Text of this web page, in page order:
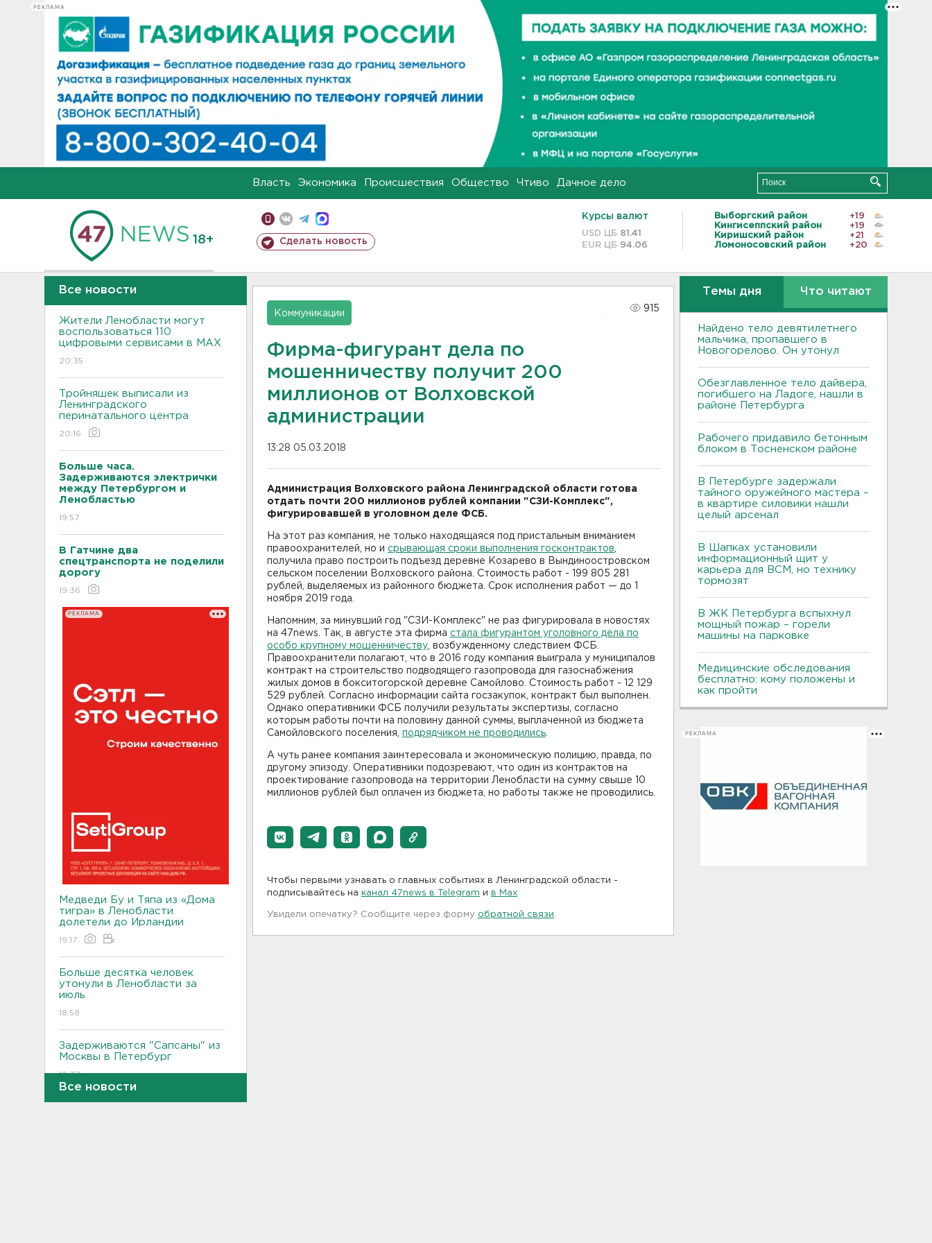
РЕКЛАМА
Власть Экономика Происшествия Общество Чтиво Дачное дело
18+ Сделать новость
Курсы валют
USD ЦБ 81.41
EUR ЦБ 94.06
Выборгский район
+19
Кингисеппский район
+19
Киришский район
+21
Ломоносовский район
+20
Все новости
Жители Ленобласти могут
воспользоваться 110
цифровыми сервисами в МАХ
20:35
Тройняшек выписали из
Ленинградского
перинатального центра
20:16
Больше часа.
Задерживаются электрички
между Петербургом и
Ленобластью
19:57
В Гатчине два
спецтранспорта не поделили
дорогу
19:36
РЕКЛАМА
Медведи Бу и Тяпа из «Дома
тигра» в Ленобласти
долетели до Ирландии
19:17
Больше десятка человек
утонули в Ленобласти за
июль
18:58
Задерживаются "Сапсаны" из
Москвы в Петербург
18:37
Все новости
Коммуникации
915
Фирма-фигурант дела по
мошенничеству получит 200
миллионов от Волховской
администрации
13:28 05.03.2018
Администрация Волховского района Ленинградской области готова
отдать почти 200 миллионов рублей компании "СЗИ-Комплекс",
фигурировавшей в уголовном деле ФСБ.
На этот раз компания, не только находящаяся под пристальным вниманием
правоохранителей, но и срывающая сроки выполнения госконтрактов
получила право построить подъезд деревне Козарево в Вындиноостровском
сельском поселении Волховского района. Стоимость работ - 199 805 281
рублей, выделяемых из районного бюджета. Срок исполнения работ — до 1
ноября 2019 года.
Напомним, за минувший год "СЗИ-Комплекс" не раз фигурировала в новостях
на 47news. Так, в августе эта фирма стала фигурантом уголовного дела по
особо крупному мошенничеству , возбужденному следствием ФСБ.
Правоохранители полагают, что в 2016 году компания выиграла у муниципалов
контракт на строительство подводящего газопровода для газоснабжения
жилых домов в бокситогорской деревне Самойлово. Стоимость работ - 12 129
529 рублей. Согласно информации сайта госзакупок, контракт был выполнен.
Однако оперативники ФСБ получили результаты экспертизы, согласно
которым работы почти на половину данной суммы, выплаченной из бюджета
Самойловского поселения, подрядчиком не проводились
А чуть ранее компания заинтересовала и экономическую полицию, правда, по
другому эпизоду. Оперативники подозревают, что один из контрактов на
проектирование газопровода на территории Ленобласти на сумму свыше 10
миллионов рублей был оплачен из бюджета, но работы также не проводились.
Чтобы первыми узнавать о главных событиях в Ленинградской области -
подписывайтесь на канал 47news в Telegram и в Maх
Увидели опечатку? Сообщите через форму обратной связи
Темы дня Что читают
Найдено тело девятилетнего
мальчика, пропавшего в
Новогорелово. Он утонул
Обезглавленное тело дайвера,
погибшего на Ладоге, нашли в
районе Петербурга
Рабочего придавило бетонным
блоком в Тосненском районе
В Петербурге задержали
тайного оружейного мастера –
в квартире силовики нашли
целый арсенал
В Шапках установили
информационный щит у
карьера для ВСМ, но технику
тормозят
В ЖК Петербурга вспыхнул
мощный пожар – горели
машины на парковке
Медицинские обследования
бесплатно: кому положены и
как пройти
РЕКЛАМА